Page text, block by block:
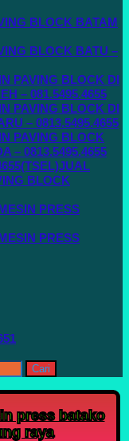
BLOCK BATAM
BLOCK BATU –
PAVING BLOCK DI
– 081.5495.4655
PAVING BLOCK DI
– 0813.5495.4655
PAVING BLOCK
– 0813.5495.4655
BLOCK
PRESS
PRESS
press batako
raya